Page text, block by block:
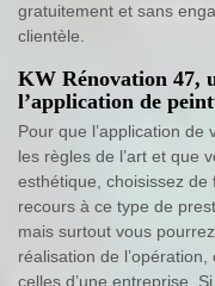
gratuitement et sans
clientèle.
KW Rénovation 47,
l’application de
Pour que l’application
les règles de l’art et que
esthétique, choisissez
recours à ce type de
mais surtout vous
réalisation de
celles d’une entreprise.